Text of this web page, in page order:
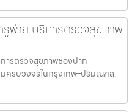
พ่าย บริการตรวจสุขภาพ
รตรวจสุขภาพช่องปาก
รบวงจรในกรุงเทพ–ปริมณฑล: